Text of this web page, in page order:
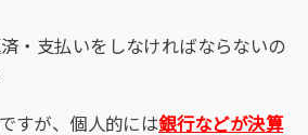
・支払いをしなければならないの
すが、個人的には銀行などが決算